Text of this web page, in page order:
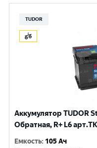
TUDOR
Аккумулятор TUDOR
Обратная, R+ L6
Емкость: 105 Ач